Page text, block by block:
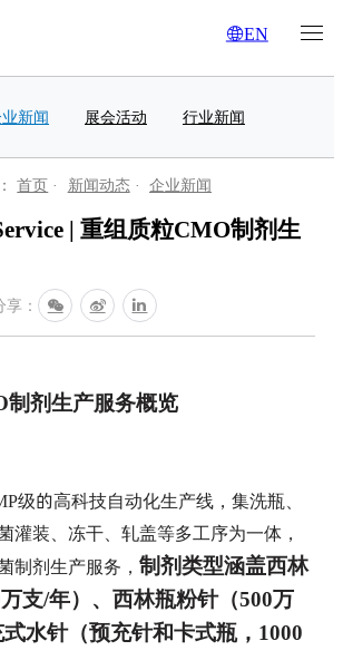
EN
新闻 展会活动 行业新闻
首页 · 新闻动态 · 企业新闻
| 重组质粒CMO制剂生
享：
制剂生产服务概览
级的高科技自动化生产线，集洗瓶、
灌装、冻干、轧盖等多工序为一体，
制剂生产服务，制剂类型涵盖西林
支/年）、西林瓶粉针（500万
水针（预充针和卡式瓶，1000